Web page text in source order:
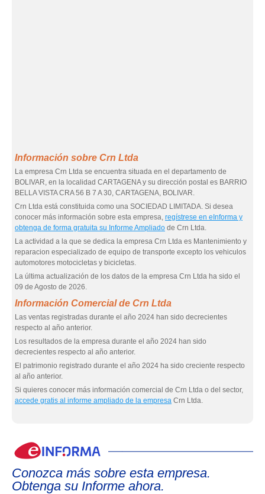
Información sobre Crn Ltda
La empresa Crn Ltda se encuentra situada en el departamento de
BOLIVAR, en la localidad CARTAGENA y su dirección postal es BARRIO
BELLA VISTA CRA 56 B 7 A 30, CARTAGENA, BOLIVAR.
Crn Ltda está constituida como una SOCIEDAD LIMITADA. Si desea
conocer más información sobre esta empresa, regístrese en eInforma y
obtenga de forma gratuita su Informe Ampliado de Crn Ltda.
La actividad a la que se dedica la empresa Crn Ltda es Mantenimiento y
reparacion especializado de equipo de transporte excepto los vehiculos
automotores motocicletas y bicicletas.
La última actualización de los datos de la empresa Crn Ltda ha sido el
09 de Agosto de 2026.
Información Comercial de Crn Ltda
Las ventas registradas durante el año 2024 han sido decrecientes
respecto al año anterior.
Los resultados de la empresa durante el año 2024 han sido
decrecientes respecto al año anterior.
El patrimonio registrado durante el año 2024 ha sido creciente respecto
al año anterior.
Si quieres conocer más información comercial de Crn Ltda o del sector,
accede gratis al informe ampliado de la empresa Crn Ltda.
Conozca más sobre esta empresa.
Obtenga su Informe ahora.